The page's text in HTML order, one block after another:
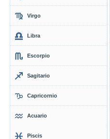
Virgo
Libra
Escorpio
Sagitario
Capricornio
Acuario
Piscis